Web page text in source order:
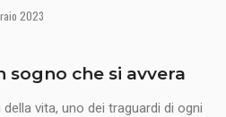
2023
sogno che si avvera
vita, uno dei traguardi di ogni